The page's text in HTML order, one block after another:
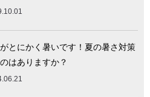
とにかく暑いです！夏の暑さ対策
はありますか？